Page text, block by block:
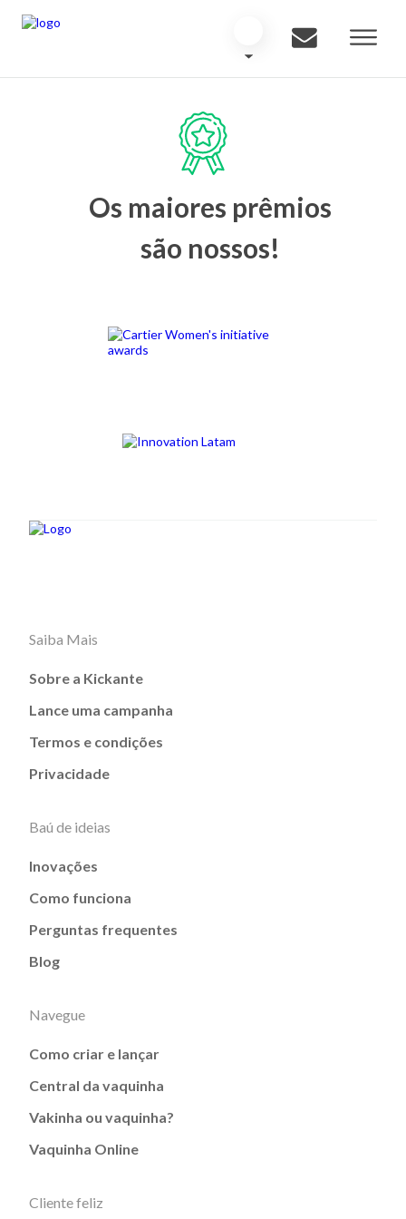
Os maiores prêmios
são nossos!
Saiba Mais
Sobre a Kickante
Lance uma campanha
Termos e condições
Privacidade
Baú de ideias
Inovações
Como funciona
Perguntas frequentes
Blog
Navegue
Como criar e lançar
Central da vaquinha
Vakinha ou vaquinha?
Vaquinha Online
Cliente feliz